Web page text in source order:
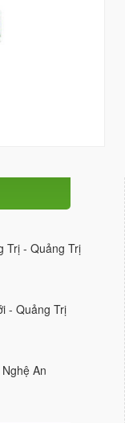
Trị - Quảng Trị
- Quảng Trị
An